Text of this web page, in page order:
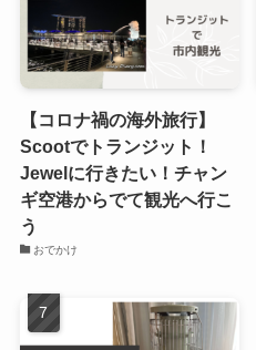
【コロナ禍の海外旅行】
Scootでトランジット！
Jewelに行きたい！チャン
ギ空港からでて観光へ行こ
う
おでかけ